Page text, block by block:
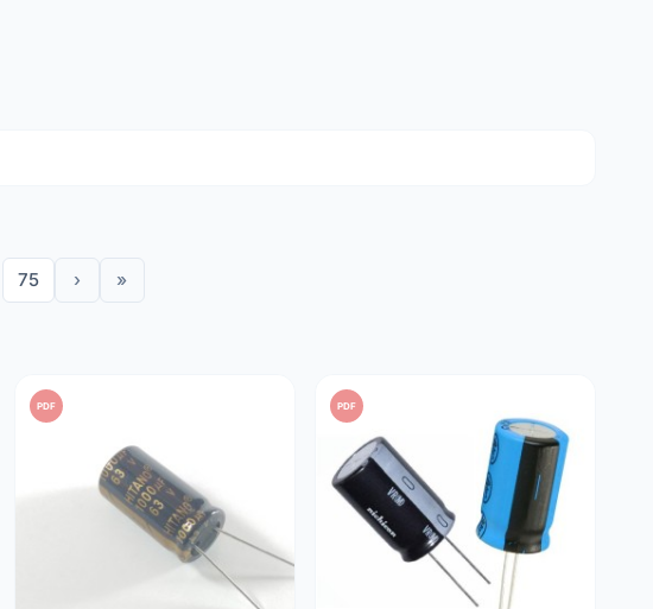
graças às rigorosas especificações técnicas:
de armazenamento.
uma tensão de trabalho (V) pelo menos 20% superior à tensão real
75 › »
PDF PDF